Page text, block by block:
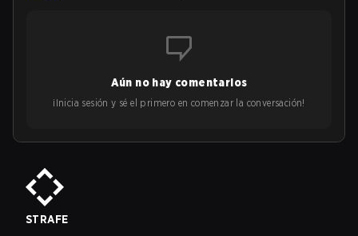
Aún no hay comentarios
¡Inicia sesión y sé el primero en comenzar la conversación!
STRAFE